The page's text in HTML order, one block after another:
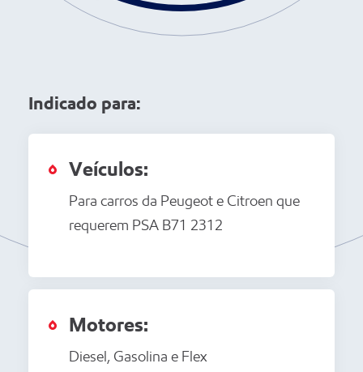
Indicado para:
Veículos:
Para carros da Peugeot e Citroen que
requerem PSA B71 2312
Motores:
Diesel, Gasolina e Flex